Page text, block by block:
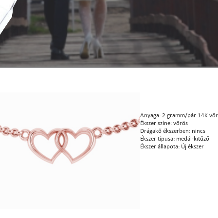
Anyaga: 2 gramm/pár 14K
Ékszer színe: vörös
Drágakő ékszerben: nincs
Ékszer típusa: medál-kitűző
Ékszer állapota: Új ékszer